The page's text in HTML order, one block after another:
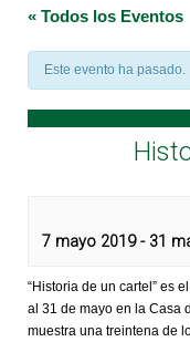
« Todos los Eventos
Este evento ha pasado.
7 mayo 2019- 31
“Historia de un cartel” es
al 31 de mayo en la Casa
muestra una treintena de